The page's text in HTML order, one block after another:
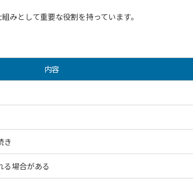
みとして重要な役割を持っています。
内容
き
る場合がある